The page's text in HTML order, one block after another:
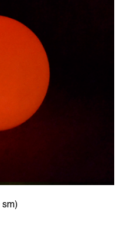
sm)